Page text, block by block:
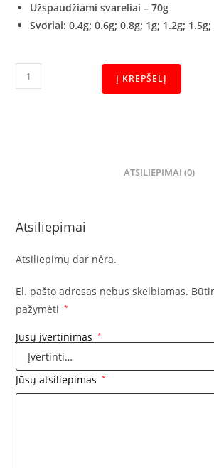
Užspaudžiami svareliai – 70g
Svoriai: 0.4g; 0.6g; 0.8g; 1g; 1.2g; 1.5g;
Į KREPŠELĮ
ATSILIEPIMAI (0)
Atsiliepimai
Atsiliepimų dar nėra.
El. pašto adresas nebus skelbiamas.
pažymėti
*
Jūsų įvertinimas *
Jūsų atsiliepimas *